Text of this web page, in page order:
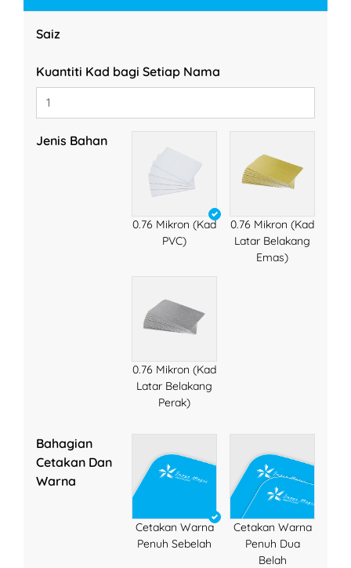
Saiz
Kuantiti Kad bagi Setiap Nama
Jenis Bahan
0.76 Mikron (Kad
PVC)
0.76 Mikron (Kad
Latar Belakang
Emas)
0.76 Mikron (Kad
Latar Belakang
Perak)
Bahagian
Cetakan Dan
Warna
Cetakan Warna
Penuh Sebelah
Cetakan Warna
Penuh Dua
Belah